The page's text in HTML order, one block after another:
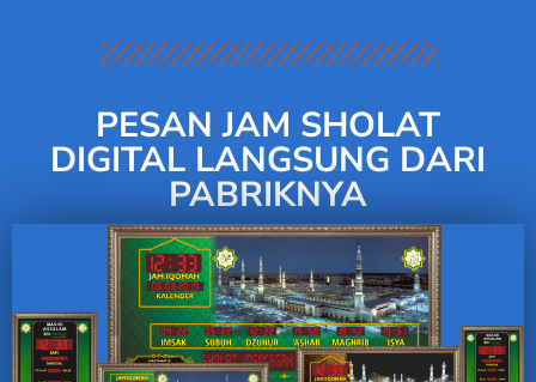
PESAN JAM SHOLAT
DIGITAL LANGSUNG DARI
PABRIKNYA